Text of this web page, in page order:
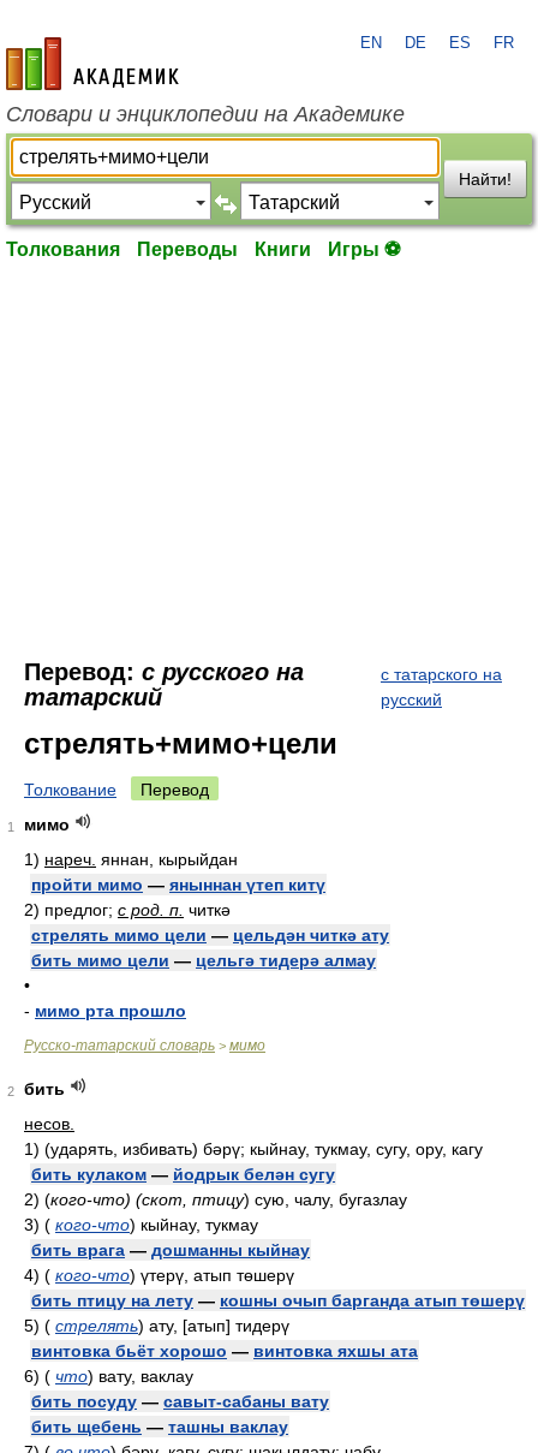
academic.ru
EN DE ES FR
Словари и энциклопедии на Академике
Найти!
Толкования Переводы Книги Игры ⚽
Перевод: с русского на
татарский
с татарского на
русский
стрелять+мимо+цели
Толкование Перевод
1
мимо
1) нареч. яннан, кырыйдан
пройти мимо — яныннан үтеп китү
2) предлог; с род. п. читкә
стрелять мимо цели — цельдән читкә ату
бить мимо цели — цельгә тидерә алмау
•
- мимо рта прошло
Русско-татарский словарь > мимо
2
бить
несов.
1) (ударять, избивать) бәрү; кыйнау, тукмау, сугу, ору, кагу
бить кулаком — йодрык белән сугу
2) (кого-что) (скот, птицу) сую, чалу, бугазлау
3) ( кого-что) кыйнау, тукмау
бить врага — дошманны кыйнау
4) ( кого-что) үтерү, атып төшерү
бить птицу на лету — кошны очып барганда атып төшерү
5) ( стрелять) ату, [атып] тидерү
винтовка бьёт хорошо — винтовка яхшы ата
6) ( что) вату, ваклау
бить посуду — савыт-сабаны вату
бить щебень — ташны ваклау